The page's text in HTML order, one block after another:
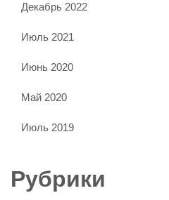
Декабрь 2022
Июль 2021
Июнь 2020
Май 2020
Июль 2019
Рубрики